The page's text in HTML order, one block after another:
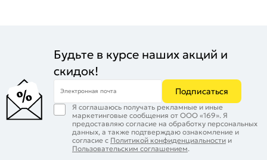
Будьте в курсе наших акций и
скидок!
Электронная почта Подписаться
Я соглашаюсь получать рекламные и иные
маркетинговые сообщения от ООО «169». Я
предоставляю согласие на обработку персональных
данных, а также подтверждаю ознакомление и
согласие с Политикой конфиденциальности и
Пользовательским соглашением.